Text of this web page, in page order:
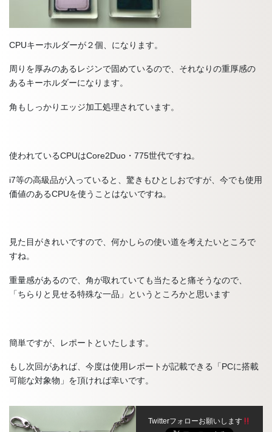
CPUキーホルダーが２個、になります。
周りを厚みのあるレジンで固めているので、それなりの重厚感の
あるキーホルダーになります。
角もしっかりエッジ加工処理されています。
使われているCPUはCore2Duo・775世代ですね。
i7等の高級品が入っていると、驚きもひとしおですが、今でも使用
価値のあるCPUを使うことはないですね。
見た目がきれいですので、何かしらの使い道を考えたいところで
すね。
重量感があるので、角が取れていても当たると痛そうなので、
「ちらりと見せる特殊な一品」というところかと思います
簡単ですが、レポートといたします。
もし次回があれば、今度は使用レポートが記載できる「PCに搭載
可能な対象物」を頂ければ幸いです。
Twitterフォローお願いします